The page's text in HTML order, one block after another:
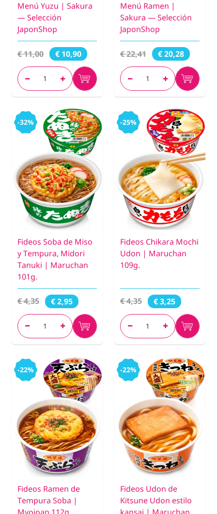
Menú Yuzu | Sakura
— Selección
JaponShop
€ 11,00 € 10,90
Menú Ramen |
Sakura — Selección
JaponShop
€ 22,41 € 20,28
-32%
Fideos Soba de Miso
y Tempura, Midori
Tanuki | Maruchan
101g.
€ 4,35 € 2,95
-25%
Fideos Chikara Mochi
Udon | Maruchan
109g.
€ 4,35 € 3,25
-22%
Fideos Ramen de
Tempura Soba |
-22%
Fideos Udon de
Kitsune Udon estilo